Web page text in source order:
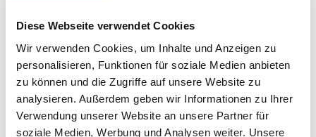
Diese Webseite verwendet Cookies
Wir verwenden Cookies, um Inhalte und Anzeigen zu
personalisieren, Funktionen für soziale Medien anbieten
zu können und die Zugriffe auf unsere Website zu
analysieren. Außerdem geben wir Informationen zu Ihrer
Verwendung unserer Website an unsere Partner für
soziale Medien, Werbung und Analysen weiter. Unsere
Breite in centimeter
Gebinde